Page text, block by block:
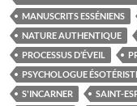
MANUSCRITS ESSÉNIENS
NATURE AUTHENTIQUE
PROCESSUS D’ÉVEIL
PSYCHOLOGUE
S'INCARNER
SAINT-